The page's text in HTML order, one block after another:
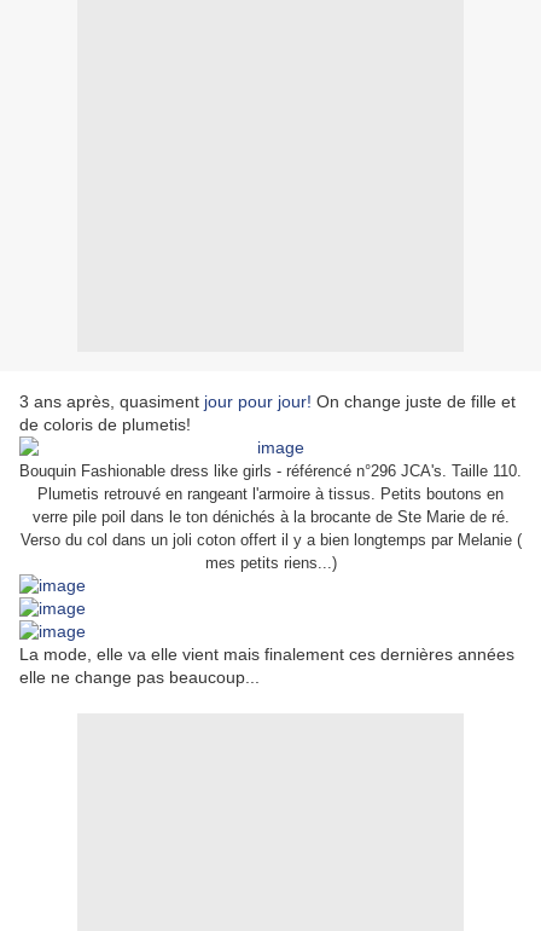
3 ans après, quasiment jour pour jour! On change juste de fille et
de coloris de plumetis!
Bouquin Fashionable dress like girls - référencé n°296 JCA's. Taille 110.
Plumetis retrouvé en rangeant l'armoire à tissus. Petits boutons en
verre pile poil dans le ton dénichés à la brocante de Ste Marie de ré.
Verso du col dans un joli coton offert il y a bien longtemps par Melanie (
mes petits riens...)
La mode, elle va elle vient mais finalement ces dernières années
elle ne change pas beaucoup...